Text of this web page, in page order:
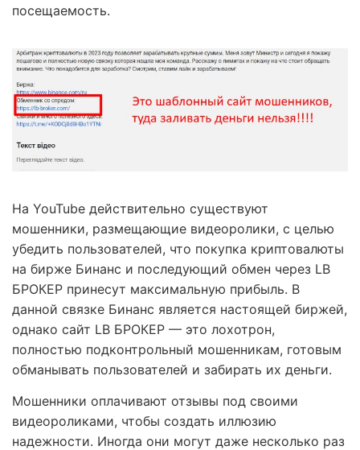
посещаемость.
На YouTube действительно существуют
мошенники, размещающие видеоролики, с целью
убедить пользователей, что покупка криптовалюты
на бирже Бинанс и последующий обмен через LB
БРОКЕР принесут максимальную прибыль. В
данной связке Бинанс является настоящей биржей,
однако сайт LB БРОКЕР — это лохотрон,
полностью подконтрольный мошенникам, готовым
обманывать пользователей и забирать их деньги.
Мошенники оплачивают отзывы под своими
видеороликами, чтобы создать иллюзию
надежности. Иногда они могут даже несколько раз